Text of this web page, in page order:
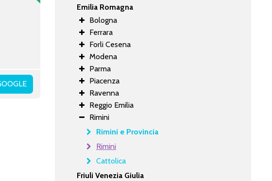
Emilia Romagna
Bologna
Ferrara
Forli Cesena
Modena
Parma
Piacenza
Ravenna
Reggio Emilia
Rimini
Rimini e Provincia
Rimini
Cattolica
Friuli Venezia Giulia